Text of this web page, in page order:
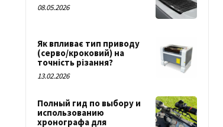
08.05.2026
Як впливає тип приводу
(серво/кроковий) на
точність різання?
13.02.2026
Полный гид по выбору и
использованию
хронографа для